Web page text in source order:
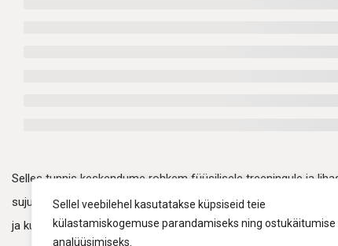
Sellel veebilehel kasutatakse küpsiseid teie
külastamiskogemuse parandamiseks ning ostukäitumise
analüüsimiseks.
Selles tunnis keskendume rohkem füüsilisele treeningule ja
sujuvas tempos, mis on kõigile jälgitav, pakkudes samas
ja kummipaela, et tuua harjutustesse veidi rohkem intensiivsust.